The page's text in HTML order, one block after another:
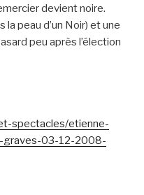
devient noire.
la peau d’un Noir) et une
peu après l’élection
spectacles/etienne-
graves-03-12-2008-